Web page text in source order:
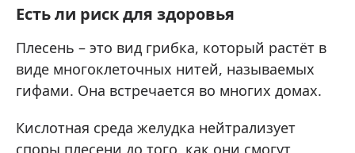
Есть ли риск для здоровья
Плесень – это вид грибка, который растёт в
виде многоклеточных нитей, называемых
гифами. Она встречается во многих домах.
Кислотная среда желудка нейтрализует
споры плесени до того, как они смогут